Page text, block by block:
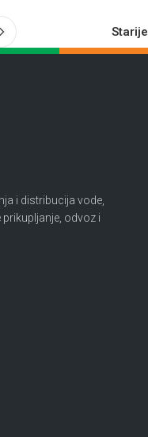
Starije
i distribucija vode,
odvoz i